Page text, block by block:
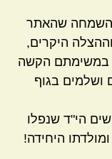
השמחה שהאתר
היקרים,
במשימתם הקשה
ושלמים בגוף
הי"ד שנפלו
היחידה!